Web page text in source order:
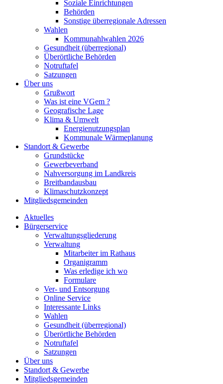
Soziale Einrichtungen
Behörden
Sonstige überregionale Adressen
Wahlen
Kommunahlwahlen 2026
Gesundheit (überregional)
Überörtliche Behörden
Notruftafel
Satzungen
Über uns
Grußwort
Was ist eine VGem ?
Geografische Lage
Klima & Umwelt
Energienutzungsplan
Kommunale Wärmeplanung
Standort & Gewerbe
Grundstücke
Gewerbeverband
Nahversorgung im Landkreis
Breitbandausbau
Klimaschutzkonzept
Mitgliedsgemeinden
Aktuelles
Bürgerservice
Verwaltungsgliederung
Verwaltung
Mitarbeiter im Rathaus
Organigramm
Was erledige ich wo
Formulare
Ver- und Entsorgung
Online Service
Interessante Links
Wahlen
Gesundheit (überregional)
Überörtliche Behörden
Notruftafel
Satzungen
Über uns
Standort & Gewerbe
Mitgliedsgemeinden